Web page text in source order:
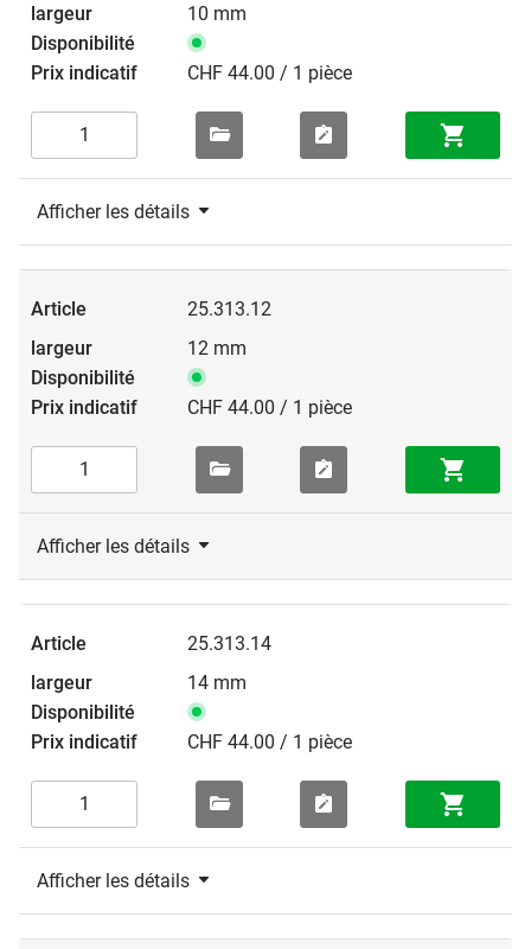
10 mm
CHF 44.00 / 1 pièce
Afficher les détails
25.313.12
12 mm
CHF 44.00 / 1 pièce
Afficher les détails
25.313.14
14 mm
CHF 44.00 / 1 pièce
Afficher les détails